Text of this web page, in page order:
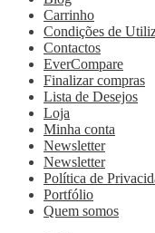
Carrinho
Condições de
Contactos
EverCompare
Finalizar compras
Lista de Desejos
Loja
Minha conta
Newsletter
Newsletter
Política de
Portfólio
Quem somos